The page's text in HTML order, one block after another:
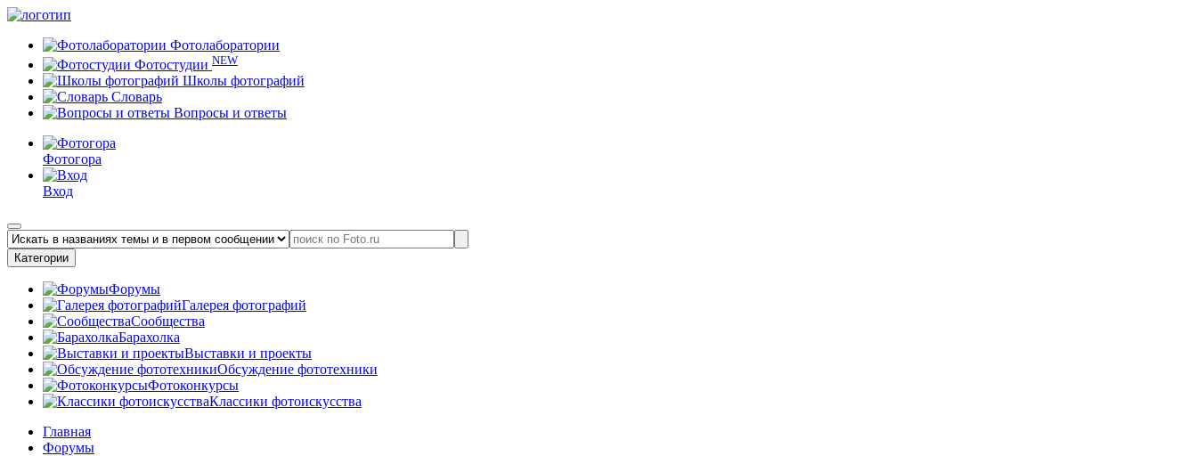
Фотолаборатории
Фотостудии NEW
Школы фотографий
Словарь
Вопросы и ответы
Фотогора
Вход
Категории
Форумы
Галерея фотографий
Сообщества
Барахолка
Выставки и проекты
Обсуждение фототехники
Фотоконкурсы
Классики фотоискусства
Главная
Форумы